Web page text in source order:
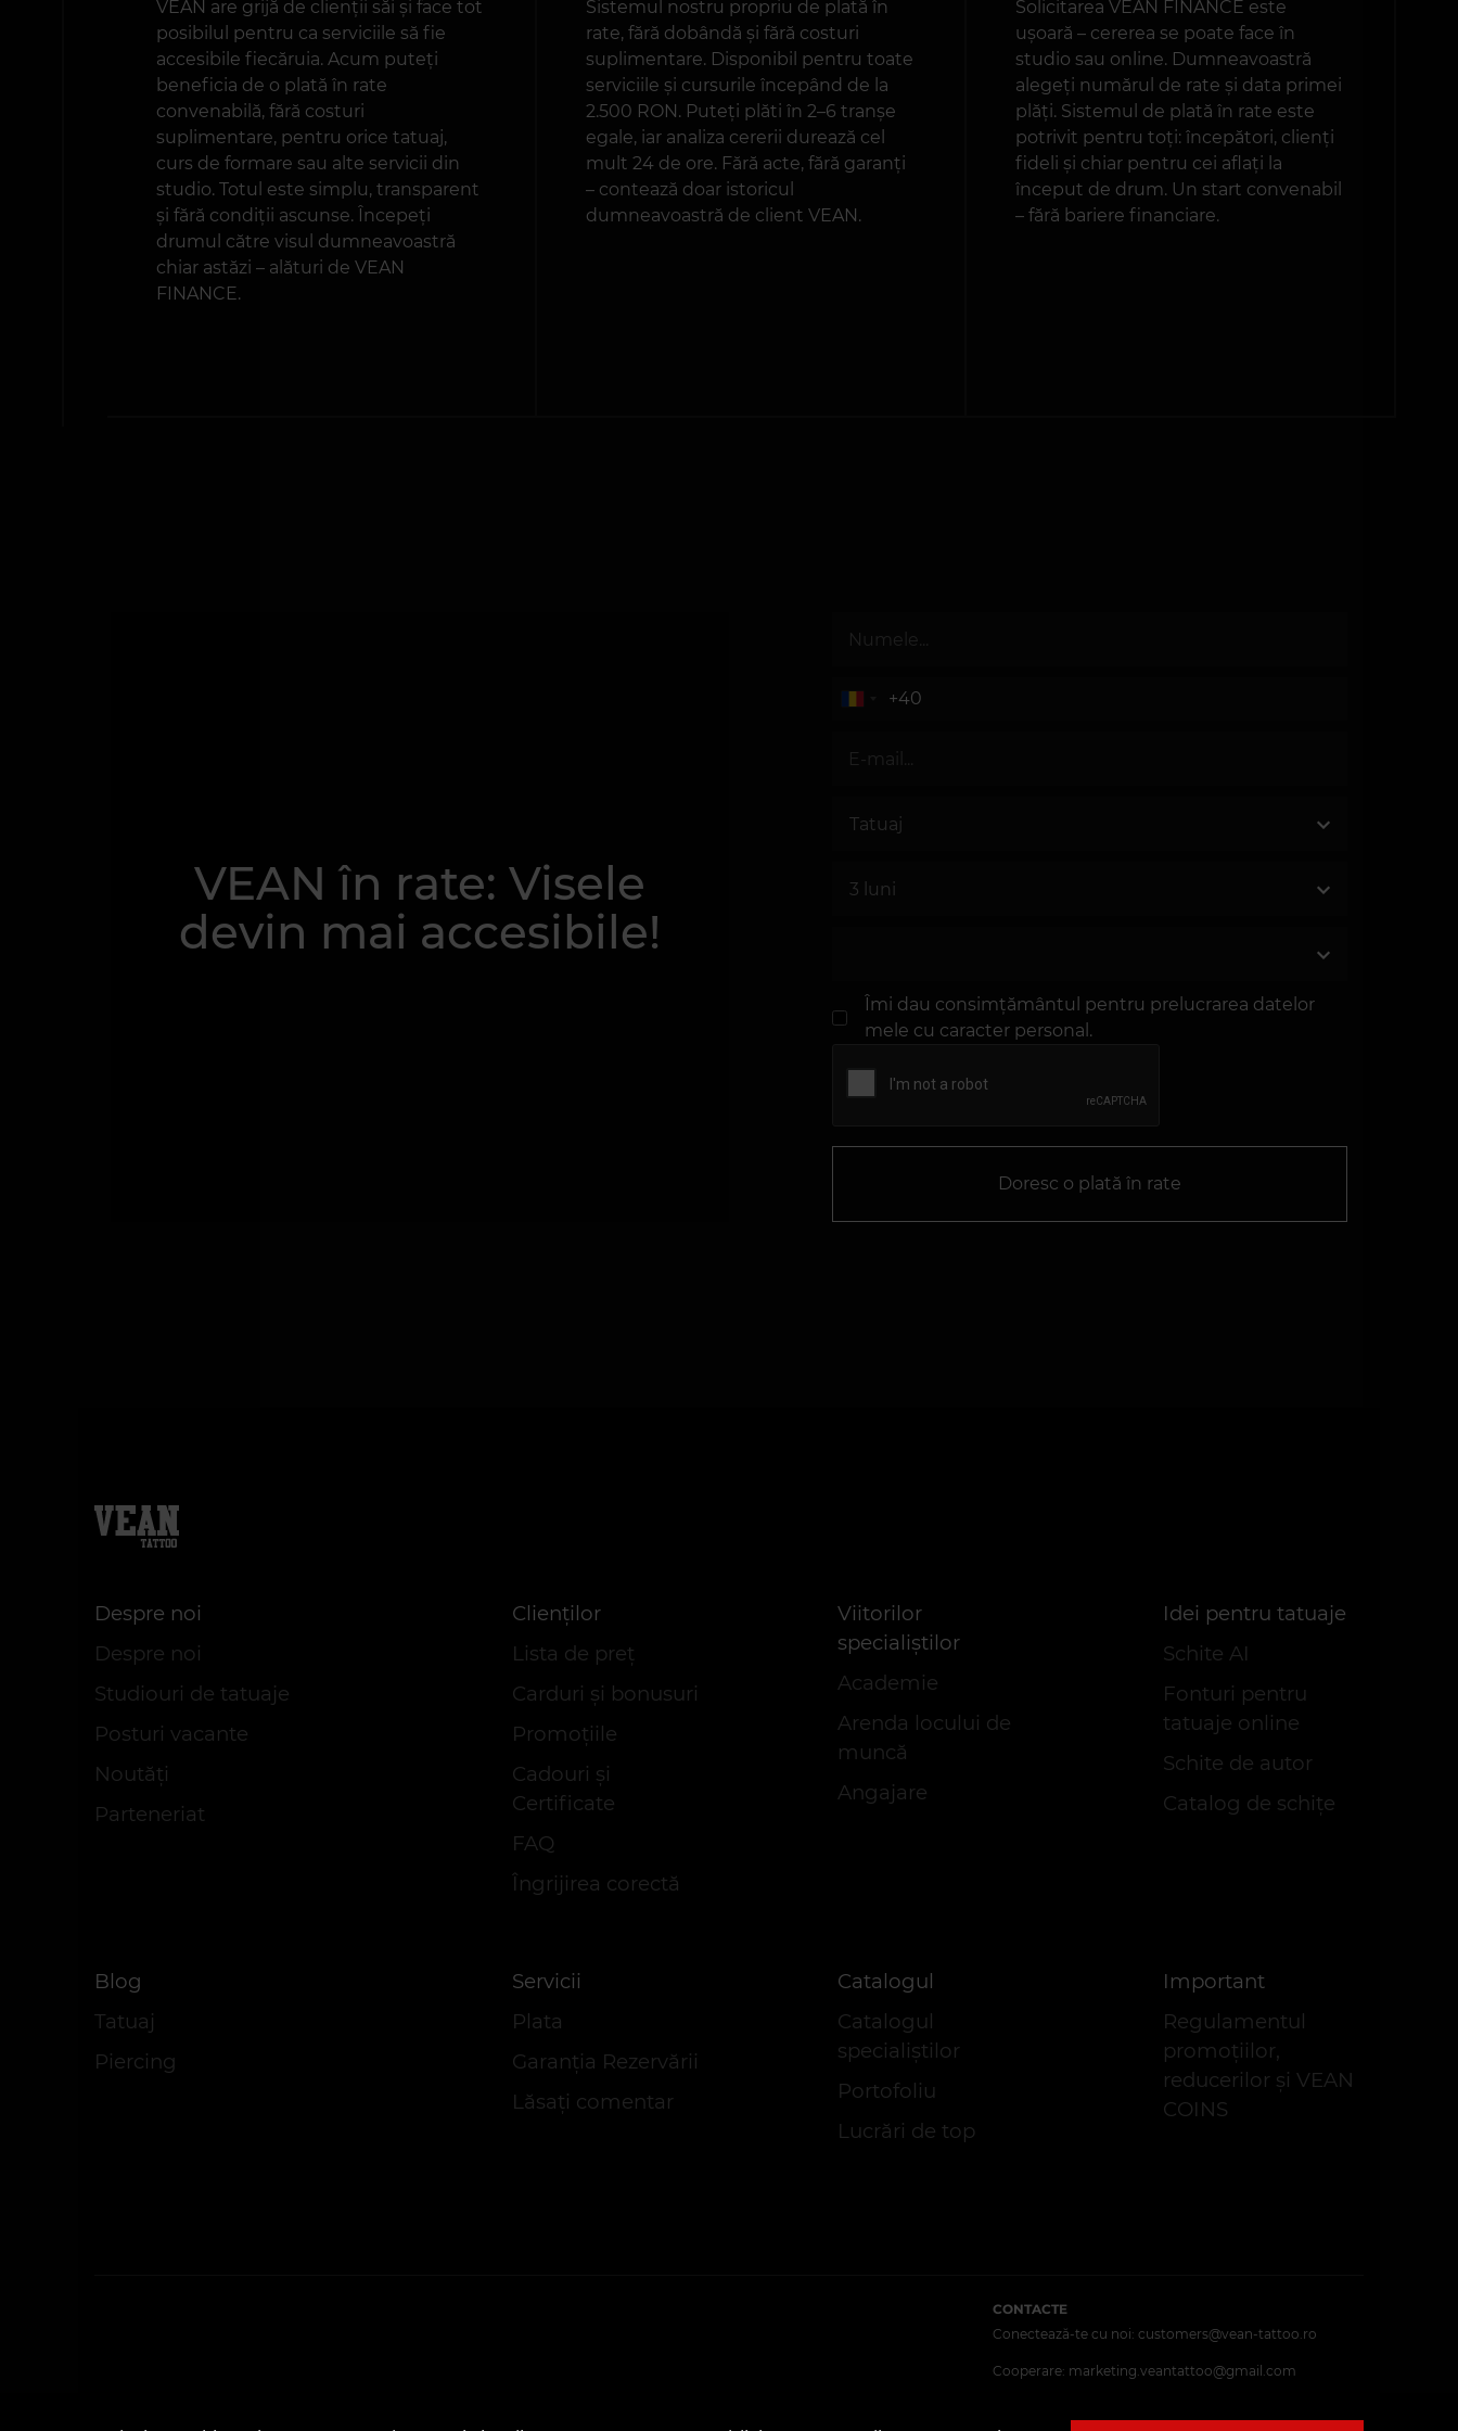
VEAN are grijă de clienții săi și face tot
posibilul pentru ca serviciile să fie
accesibile fiecăruia. Acum puteți
beneficia de o plată în rate
convenabilă, fără costuri
suplimentare, pentru orice tatuaj,
curs de formare sau alte servicii din
studio. Totul este simplu, transparent
și fără condiții ascunse. Începeți
drumul către visul dumneavoastră
chiar astăzi – alături de VEAN
FINANCE.
Sistemul nostru propriu de plată în
rate, fără dobândă și fără costuri
suplimentare. Disponibil pentru toate
serviciile și cursurile începând de la
2.500 RON. Puteți plăti în 2–6 tranșe
egale, iar analiza cererii durează cel
mult 24 de ore. Fără acte, fără garanți
– contează doar istoricul
dumneavoastră de client VEAN.
Solicitarea VEAN FINANCE este
ușoară – cererea se poate face în
studio sau online. Dumneavoastră
alegeți numărul de rate și data primei
plăți. Sistemul de plată în rate este
potrivit pentru toți: începători, clienți
fideli și chiar pentru cei aflați la
început de drum. Un start convenabil
– fără bariere financiare.
VEAN în rate: Visele
devin mai accesibile!
Îmi dau consimțământul pentru prelucrarea datelor
mele cu caracter personal.
Doresc o plată în rate
Despre noi
Despre noi
Studiouri de tatuaje
Posturi vacante
Noutăți
Parteneriat
Сlienților
Lista de preț
Carduri și bonusuri
Promoțiile
Cadouri și
Certificate
FAQ
Îngrijirea corectă
Viitorilor
specialiștilor
Academie
Arenda locului de
muncă
Angajare
Idei pentru tatuaje
Schite AI
Fonturi pentru
tatuaje online
Schite de autor
Catalog de schițe
Blog
Tatuaj
Piercing
Servicii
Plata
Garanția Rezervării
Lăsaţi comentar
Catalogul
Catalogul
specialiștilor
Portofoliu
Lucrări de top
Important
Regulamentul
promoțiilor,
reducerilor și VEAN
COINS
CONTACTE
Conectează-te cu noi:customers@vean-tattoo.ro
Cooperare: marketing.veantattoo@gmail.com